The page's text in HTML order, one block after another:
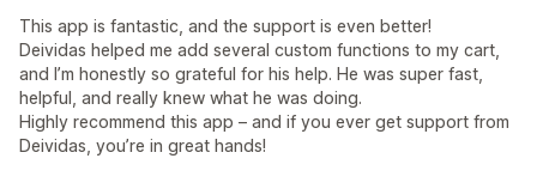
This app is fantastic, and the support is even better!
Deividas helped me add several custom functions to my cart,
and I’m honestly so grateful for his help. He was super fast,
helpful, and really knew what he was doing.
Highly recommend this app – and if you ever get support from
Deividas, you’re in great hands!